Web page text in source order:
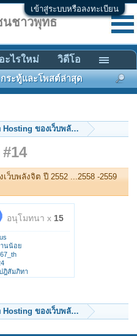
เข้าสู่ระบบหรือลงทะเบียน
ว็บพลังจิต ปี 2552 ...2558 -2559
อนุโมทนา x 15
นน้อย
ฎิสัมภิทา
ริญ
ชาวพุทธ
กระทู้และโพสต์ล่าสุด
ะไรใหม่ วิดีโอ